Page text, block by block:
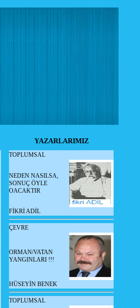
YAZARLARIMIZ
TOPLUMSAL
NEDEN NASILSA,
SONUÇ ÖYLE
OACAKTIR
FİKRİ ADİL
ÇEVRE
ORMAN/VATAN
YANGINLARI !!!
HÜSEYİN BENEK
TOPLUMSAL